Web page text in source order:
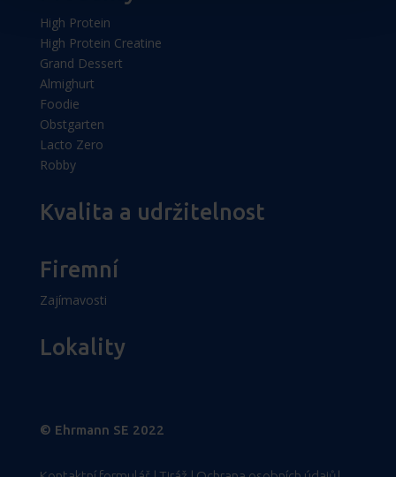
High Protein
High Protein Creatine
Grand Dessert
Almighurt
Foodie
Obstgarten
Lacto Zero
Robby
Kvalita a udržitelnost
Firemní
Zajímavosti
Lokality
© Ehrmann SE 2022